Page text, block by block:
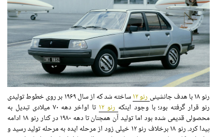
رنو ۱۸ با هدف جانشینی رنو ۱۲
ساخته شد که از سال ۱۹۶۹ بر روی خطوط تولیدی
رنو قرار گرفته بود؛ با وجود اینکه رنو ۱۲
تا اواخر دهه ۷۰ میلادی تبدیل به
محصولی قدیمی شده بود اما تولید آن همچنان تا دهه ۱۹۸۰ در کنار رنو ۱۸ ادامه
پیدا کرد. رنو ۱۸ برخلاف رنو ۱۲ خیلی زود از مرحله ایده به مرحله تولید رسید و